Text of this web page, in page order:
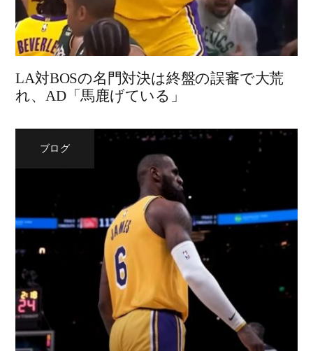
LA対BOSの名門対決は終盤の誤審で大荒
れ、AD「馬鹿げている」
ブログ